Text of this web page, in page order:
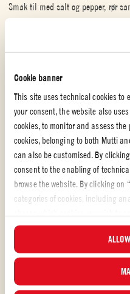
Cookie banner
This site uses technical cookies to
your consent, the website also
cookies, to monitor and assess
cookies, belonging to both Mutti
can also be customised. By
consent to the enabling of
browse the website. By clicking on
categories of cookies, including
updated list of cookies by clicking
Smak til med salt og pepper, rør
i pannen med tomatsausen. Rør
RISOPPSKRIFTER,TOMATO
VENNER ,
Likte du